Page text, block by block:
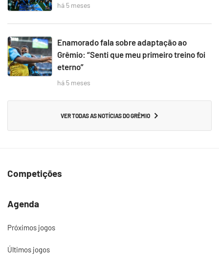
há 5 meses
Enamorado fala sobre adaptação ao
Grêmio: “Senti que meu primeiro treino foi
eterno”
há 5 meses
VER TODAS AS NOTÍCIAS DO GRÊMIO
Competições
Agenda
Próximos jogos
Últimos jogos